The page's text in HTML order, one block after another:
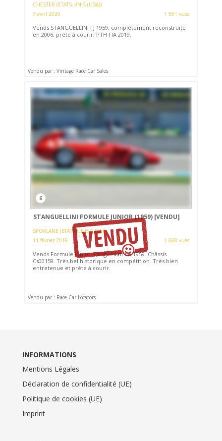
CHESTER (ETATS-UNIS (USA))
7 avril 2020
1 591 vues
Vends STANGUELLINI FJ 1959, complètement reconstruite
en 2006, prête à courir, PTH FIA 2019.
Vendu par : Vintage Race Car Sales
6
STANGUELLINI FORMULE JUNIOR (1959) [VENDU]
SPOKLANE (ETATS-UNIS (USA))
11 février 2018
1 668 vues
Vends Formule Junior Stanguellini de 1959. Châssis
Cs00159. Très bel historique en compétition. Très bien
entretenue et prête à courir.
Vendu par : Race Car Locators
INFORMATIONS
Mentions Légales
Déclaration de confidentialité (UE)
Politique de cookies (UE)
Imprint